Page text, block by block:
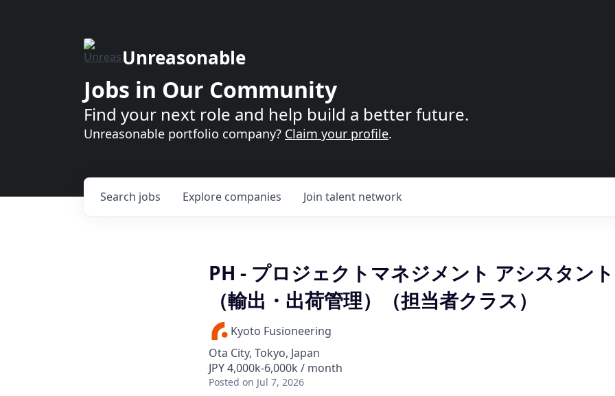
Unreasonable
Jobs in Our Community
Find your next role and help build a better future.
Unreasonable portfolio company? Claim your profile.
Search jobs Explore companies Join talent network
PH - プロジェクトマネジメント アシスタント
（輸出・出荷管理）（担当者クラス）
Kyoto Fusioneering
Ota City, Tokyo, Japan
JPY 4,000k-6,000k / month
Posted on Jul 7, 2026